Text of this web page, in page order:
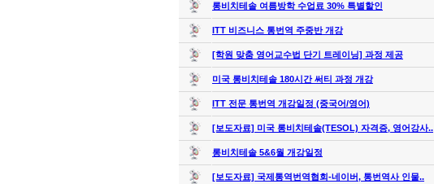
롱비치테솔 여름방학 수업료 30% 특별할인
ITT 비즈니스 통번역 주중반 개강
[학원 맞춤 영어교수법 단기 트레이닝] 과정 제공
미국 롱비치테솔 180시간 써티 과정 개강
ITT 전문 통번역 개강일정 (중국어/영어)
[보도자료] 미국 롱비치테솔(TESOL) 자격증, 영어강사..
롱비치테솔 5&6월 개강일정
[보도자료] 국제통역번역협회-네이버, 통번역사 인물..